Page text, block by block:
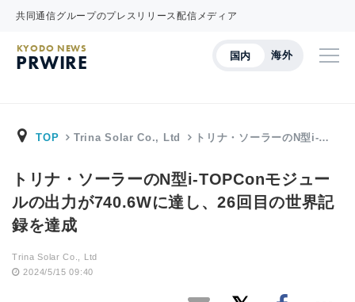
共同通信グループのプレスリリース配信メディア
国内 海外
KYODO NEWS
PRWIRE
TOP Trina Solar Co., Ltd トリナ・ソーラーのN型i-…
トリナ・ソーラーのN型i-TOPConモジュー
ルの出力が740.6Wに達し、26回目の世界記
録を達成
Trina Solar Co., Ltd
2024/5/15 09:40